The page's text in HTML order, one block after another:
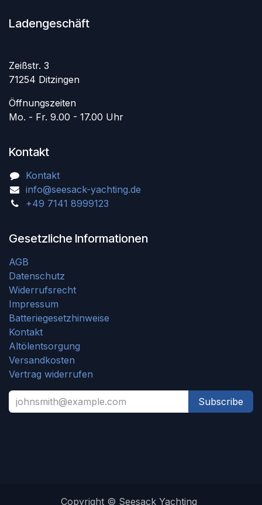
Ladengeschäft
Zeißstr. 3
71254 Ditzingen
Öffnungszeiten
Mo. - Fr. 9.00 - 17.00 Uhr
Kontakt
Kontakt
info@seesack-yachting.de
+49 7141 8999123
Gesetzliche Informationen
AGB
Datenschutz
Widerrufsrecht
Impressum
Batteriegesetzhinweise
Kontakt
Altölentsorgung
Versandkosten
Vertrag widerrufen
Subscribe
Copyright © Seesack Yachting